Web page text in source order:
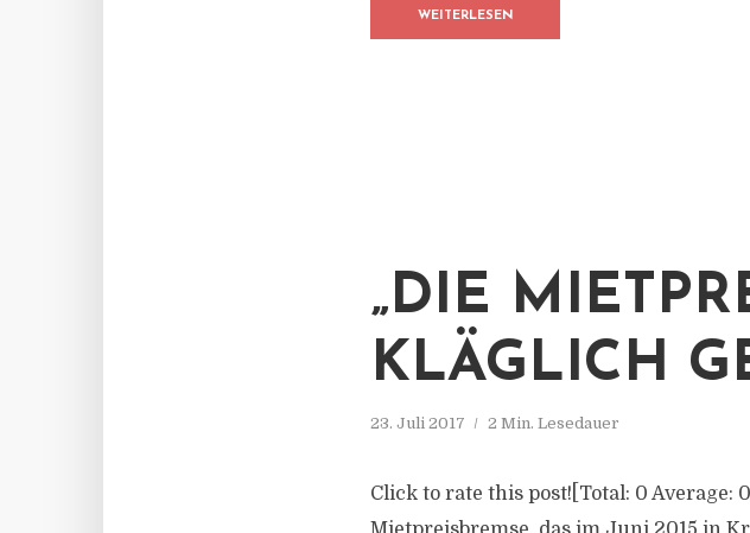
WEITERLESEN
„DIE
KLÄGLICH
23. Juli 2017 2 Min. Lesedauer
Click to rate this post![Total: 0